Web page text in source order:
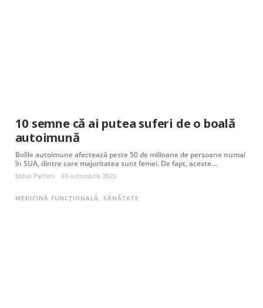
10 semne că ai putea suferi de o boală
autoimună
Bolile autoimune afectează peste 50 de milioane de persoane numai
în SUA, dintre care majoritatea sunt femei. De fapt, aceste…
Mihai Parfeni 30 octombrie 2023
MEDICINĂ FUNCȚIONALĂ, SĂNĂTATE